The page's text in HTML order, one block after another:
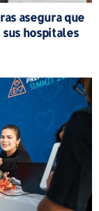
asegura que
hospitales